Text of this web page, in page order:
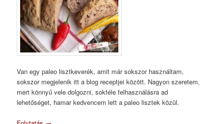
Van egy paleo lisztkeverék, amit már sokszor használtam,
sokszor megjelenik itt a blog receptjei között. Nagyon szeretem,
mert könnyű vele dolgozni, sokféle felhasználásra ad
lehetőséget, hamar kedvencem lett a paleo lisztek közül.